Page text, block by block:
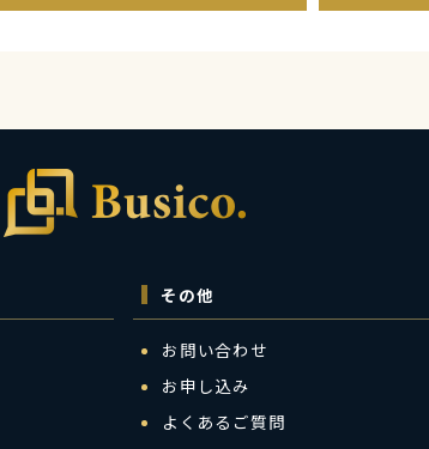
その他
お問い合わせ
お申し込み
よくあるご質問